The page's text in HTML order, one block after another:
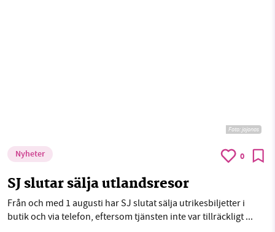
Foto: jojonas
Nyheter 0
SJ slutar sälja utlandsresor
Från och med 1 augusti har SJ slutat sälja utrikesbiljetter i
butik och via telefon, eftersom tjänsten inte var tillräckligt ...